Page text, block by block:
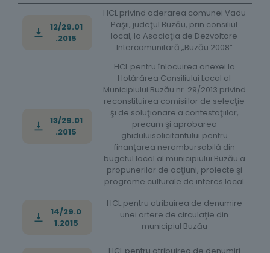
12/29.01
.2015
HCL privind aderarea comunei Vadu
Paşii, judeţul Buzău, prin consiliul
local, la Asociaţia de Dezvoltare
Intercomunitară „Buzău 2008”
13/29.01
.2015
HCL pentru înlocuirea anexei la
Hotărârea Consiliului Local al
Municipiului Buzău nr. 29/2013 privind
reconstituirea comisiilor de selecţie
şi de soluţionare a contestaţiilor,
precum şi aprobarea
ghiduluisolicitantului pentru
finanţarea nerambursabilă din
bugetul local al municipiului Buzău a
propunerilor de acţiuni, proiecte şi
programe culturale de interes local
14/29.0
1.2015
HCL pentru atribuirea de denumire
unei artere de circulaţie din
municipiul Buzău